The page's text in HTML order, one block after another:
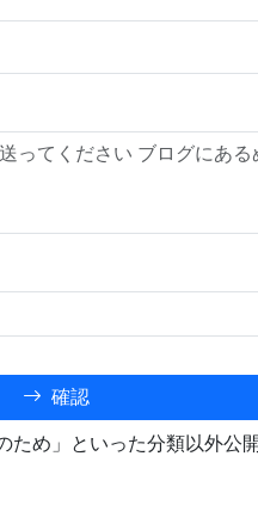
確認
ため」といった分類以外公